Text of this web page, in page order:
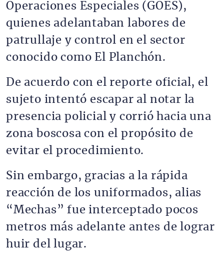
Operaciones Especiales (GOES),
quienes adelantaban labores de
patrullaje y control en el sector
conocido como El Planchón.
De acuerdo con el reporte oficial, el
sujeto intentó escapar al notar la
presencia policial y corrió hacia una
zona boscosa con el propósito de
evitar el procedimiento.
Sin embargo, gracias a la rápida
reacción de los uniformados, alias
“Mechas” fue interceptado pocos
metros más adelante antes de lograr
huir del lugar.